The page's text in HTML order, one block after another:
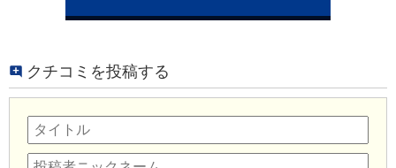
クチコミを投稿する